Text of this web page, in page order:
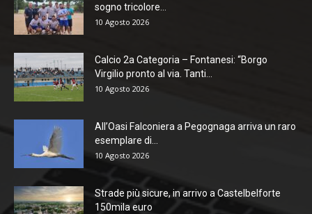
sogno tricolore...
10 Agosto 2026
Calcio 2a Categoria – Fontanesi: “Borgo
Virgilio pronto al via. Tanti...
10 Agosto 2026
All’Oasi Falconiera a Pegognaga arriva un raro
esemplare di...
10 Agosto 2026
Strade più sicure, in arrivo a Castelbelforte
150mila euro